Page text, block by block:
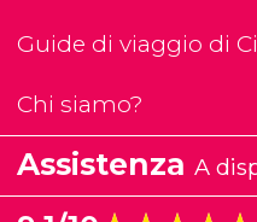
Guide di viaggio di
Chi siamo?
Assistenza A